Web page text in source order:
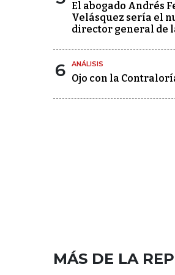
El abogado Andrés
Velásquez sería el
director general de
6 ANÁLISIS
Ojo con la
MÁS DE LA